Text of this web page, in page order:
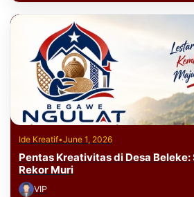
Ide Kreatif•June 1, 2026
Pentas Kreativitas di Desa Beleke:
Rekor Muri
VIP